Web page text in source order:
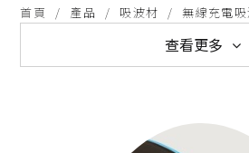
首頁 產品 吸波材 無線充電
查看更多